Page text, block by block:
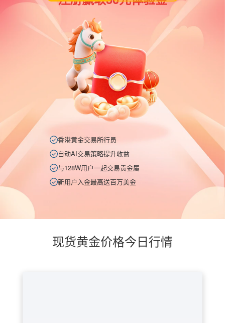
香港黄金交易所行员
自动AI交易策略提升收益
与128W用户一起交易贵金属
新用户入金最高送百万美金
现货黄金价格今日行情